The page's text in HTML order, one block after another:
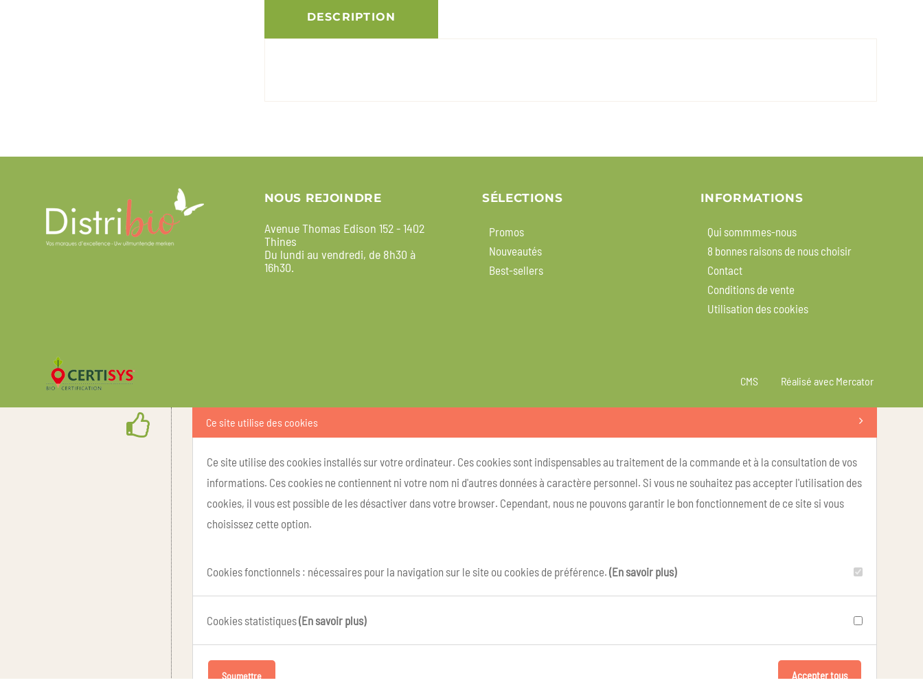
DESCRIPTION
NOUS REJOINDRE
Avenue Thomas Edison 152 - 1402
Thines
Du lundi au vendredi, de 8h30 à
16h30.
SÉLECTIONS
Promos
Nouveautés
Best-sellers
INFORMATIONS
Qui sommmes-nous
8 bonnes raisons de nous choisir
Contact
Conditions de vente
Utilisation des cookies
CMS Réalisé avec Mercator
Ce site utilise des cookies
Ce site utilise des cookies installés sur votre ordinateur. Ces cookies sont indispensables au traitement de la commande et à la consultation de vos
informations. Ces cookies ne contiennent ni votre nom ni d'autres données à caractère personnel. Si vous ne souhaitez pas accepter l'utilisation des
cookies, il vous est possible de les désactiver dans votre browser. Cependant, nous ne pouvons garantir le bon fonctionnement de ce site si vous
choisissez cette option.
Cookies fonctionnels : nécessaires pour la navigation sur le site ou cookies de préférence. (En savoir plus)
Cookies statistiques(En savoir plus)
Soumettre Accepter tous